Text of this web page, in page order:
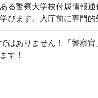
る警察大学校付属情報
びます。入庁前に専門的
はありません！「警察
す！